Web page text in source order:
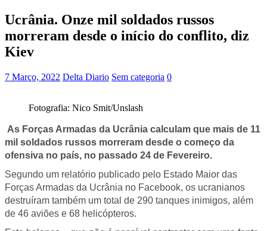
Ucrânia. Onze mil soldados russos
morreram desde o início do conflito, diz
Kiev
7 Março, 2022 Delta Diario Sem categoria 0
Fotografia: Nico Smit/Unslash
As Forças Armadas da Ucrânia calculam que mais de 11
mil soldados russos morreram desde o começo da
ofensiva no país, no passado 24 de Fevereiro.
Segundo um relatório publicado pelo Estado Maior das
Forças Armadas da Ucrânia no Facebook, os ucranianos
destruíram também um total de 290 tanques inimigos, além
de 46 aviões e 68 helicópteros.